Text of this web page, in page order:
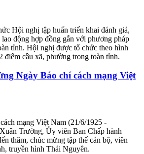
Hội nghị tập huấn triển khai đánh giá,
động hợp đồng gắn với phương pháp
tỉnh. Hội nghị được tổ chức theo hình
điểm cầu xã, phường trong toàn tỉnh.
Ngày Báo chí cách mạng Việt
mạng Việt Nam (21/6/1925 -
Trường, Ủy viên Ban Chấp hành
thăm, chúc mừng tập thể cán bộ, viên
truyền hình Thái Nguyên.